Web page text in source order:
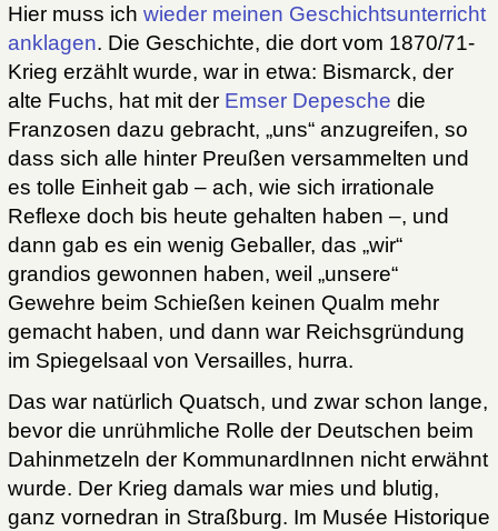
Hier muss ich wieder meinen Geschichtsunterricht
anklagen. Die Geschichte, die dort vom 1870/71-
Krieg erzählt wurde, war in etwa: Bismarck, der
alte Fuchs, hat mit der Emser Depesche die
Franzosen dazu gebracht, „uns“ anzugreifen, so
dass sich alle hinter Preußen versammelten und
es tolle Einheit gab – ach, wie sich irrationale
Reflexe doch bis heute gehalten haben –, und
dann gab es ein wenig Geballer, das „wir“
grandios gewonnen haben, weil „unsere“
Gewehre beim Schießen keinen Qualm mehr
gemacht haben, und dann war Reichsgründung
im Spiegelsaal von Versailles, hurra.
Das war natürlich Quatsch, und zwar schon lange,
bevor die unrühmliche Rolle der Deutschen beim
Dahinmetzeln der KommunardInnen nicht erwähnt
wurde. Der Krieg damals war mies und blutig,
ganz vornedran in Straßburg. Im Musée Historique